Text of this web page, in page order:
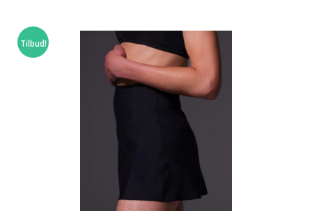
Tilbud!